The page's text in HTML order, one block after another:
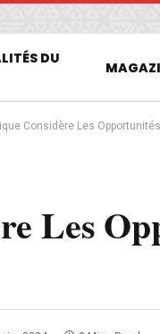
DU
Considère Les
Les